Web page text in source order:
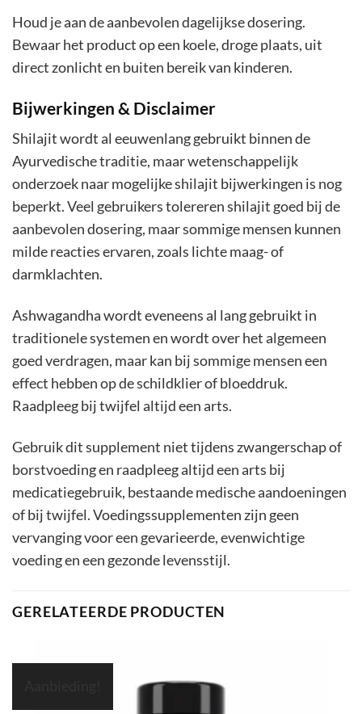
Houd je aan de aanbevolen dagelijkse dosering.
Bewaar het product op een koele, droge plaats, uit
direct zonlicht en buiten bereik van kinderen.
Bijwerkingen & Disclaimer
Shilajit wordt al eeuwenlang gebruikt binnen de
Ayurvedische traditie, maar wetenschappelijk
onderzoek naar mogelijke shilajit bijwerkingen is nog
beperkt. Veel gebruikers tolereren shilajit goed bij de
aanbevolen dosering, maar sommige mensen kunnen
milde reacties ervaren, zoals lichte maag- of
darmklachten.
Ashwagandha wordt eveneens al lang gebruikt in
traditionele systemen en wordt over het algemeen
goed verdragen, maar kan bij sommige mensen een
effect hebben op de schildklier of bloeddruk.
Raadpleeg bij twijfel altijd een arts.
Gebruik dit supplement niet tijdens zwangerschap of
borstvoeding en raadpleeg altijd een arts bij
medicatiegebruik, bestaande medische aandoeningen
of bij twijfel. Voedingssupplementen zijn geen
vervanging voor een gevarieerde, evenwichtige
voeding en een gezonde levensstijl.
GERELATEERDE PRODUCTEN